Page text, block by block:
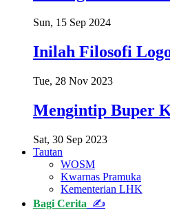
Sun, 15 Sep 2024
Inilah Filosofi
Tue, 28 Nov 2023
Mengintip Buper
Sat, 30 Sep 2023
Tautan
WOSM
Kwarnas Pramuka
Kementerian LHK
Bagi Cerita ✍